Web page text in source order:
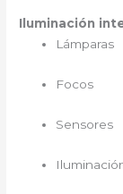
Iluminación
Lámparas
Focos
Sensores